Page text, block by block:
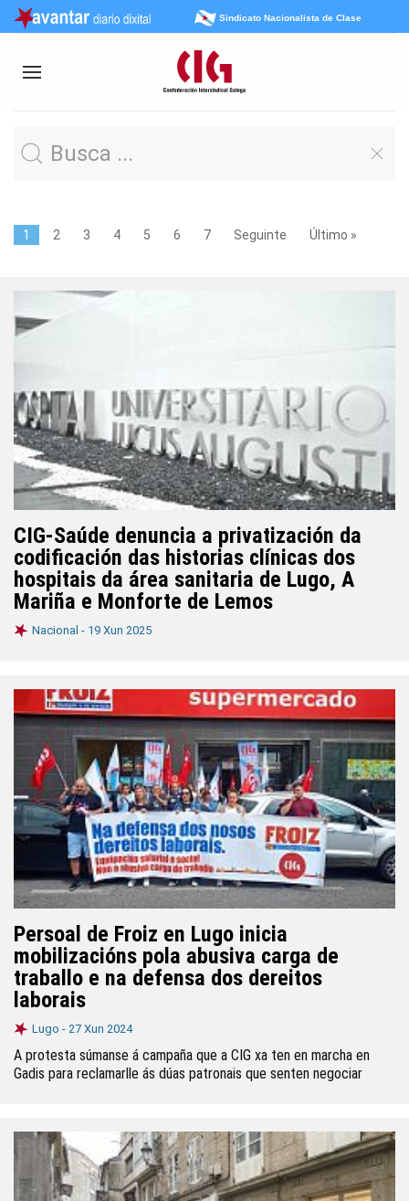
Sindicato Nacionalista de Clase
1 2 3 4 5 6 7 Seguinte Último »
CIG-Saúde denuncia a privatización da
codificación das historias clínicas dos
hospitais da área sanitaria de Lugo, A
Mariña e Monforte de Lemos
Nacional - 19 Xun 2025
Persoal de Froiz en Lugo inicia
mobilizacións pola abusiva carga de
traballo e na defensa dos dereitos
laborais
Lugo - 27 Xun 2024
A protesta súmanse á campaña que a CIG xa ten en marcha en
Gadis para reclamarlle ás dúas patronais que senten negociar